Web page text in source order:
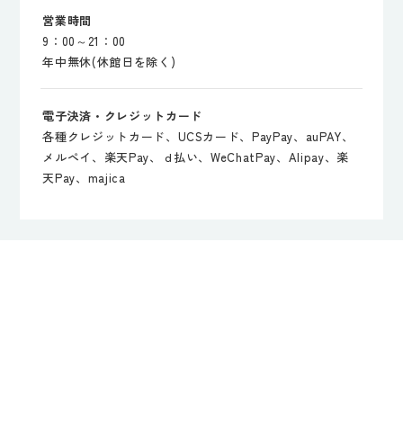
営業時間
9：00～21：00
年中無休(休館日を除く)
電子決済・クレジットカード
各種クレジットカード、UCSカード、PayPay、auPAY、
メルペイ、楽天Pay、ｄ払い、WeChatPay、Alipay、楽
天Pay、majica